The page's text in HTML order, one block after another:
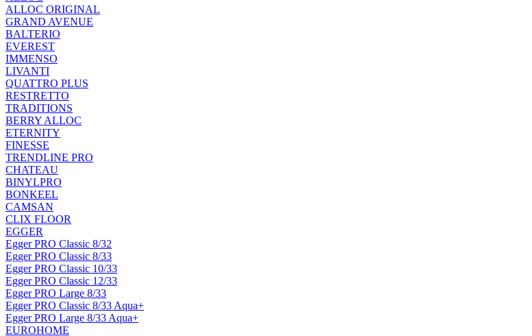
ALLOC ORIGINAL
GRAND AVENUE
BALTERIO
EVEREST
IMMENSO
LIVANTI
QUATTRO PLUS
RESTRETTO
TRADITIONS
BERRY ALLOC
ETERNITY
FINESSE
TRENDLINE PRO
CHATEAU
BINYLPRO
BONKEEL
CAMSAN
CLIX FLOOR
EGGER
Egger PRO Classic 8/32
Egger PRO Classic 8/33
Egger PRO Classic 10/33
Egger PRO Classic 12/33
Egger PRO Large 8/33
Egger PRO Classic 8/33 Aqua+
Egger PRO Large 8/33 Aqua+
EUROHOME